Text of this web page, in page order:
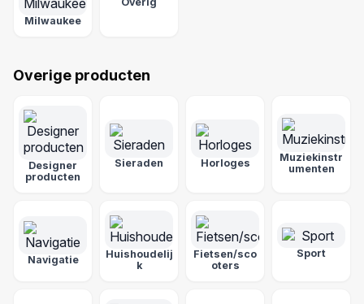
Milwaukee
Overige producten
Designer
producten
Sieraden Horloges
Muziekinstr
umenten
Navigatie
Huishoudelij
k
Fietsen/sco
oters
Sport